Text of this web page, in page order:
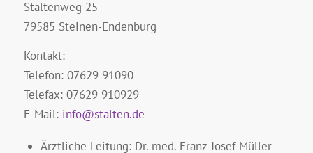
Staltenweg 25
79585 Steinen-Endenburg
Kontakt:
Telefon: 07629 91090
Telefax: 07629 910929
E-Mail: info@stalten.de
Ärztliche Leitung: Dr. med. Franz-Josef Müller